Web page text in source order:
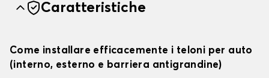
Caratteristiche
Come installare efficacemente i teloni per auto
(interno, esterno e barriera antigrandine)